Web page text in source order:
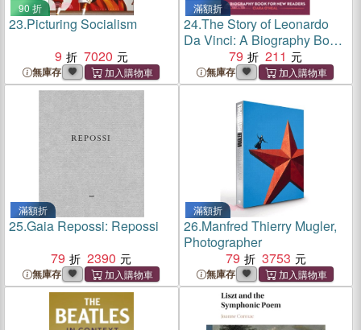
90 折
23.Picturing Socialism
9
7020
無庫存
滿額折
24.The Story of Leonardo
Da Vinci: A Biography Book
for New Readers
79 211
無庫存
滿額折
25.Gaia Repossi: Repossi
79
2390
無庫存
滿額折
26.Manfred Thierry Mugler,
Photographer
79
3753
無庫存